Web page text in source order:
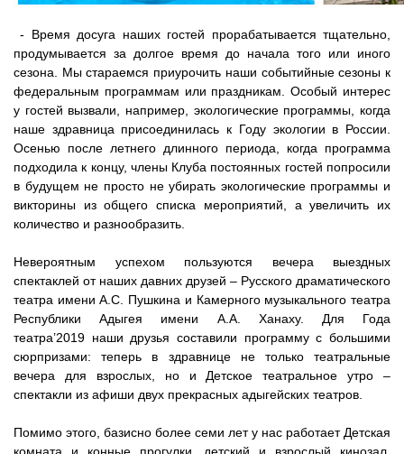
- Время досуга наших гостей прорабатывается тщательно,
продумывается за долгое время до начала того или иного
сезона. Мы стараемся приурочить наши событийные сезоны к
федеральным программам или праздникам. Особый интерес
у гостей вызвали, например, экологические программы, когда
наше здравница присоединилась к Году экологии в России.
Осенью после летнего длинного периода, когда программа
подходила к концу, члены Клуба постоянных гостей попросили
в будущем не просто не убирать экологические программы и
викторины из общего списка мероприятий, а увеличить их
количество и разнообразить.
Невероятным успехом пользуются вечера выездных
спектаклей от наших давних друзей – Русского драматического
театра имени А.С. Пушкина и Камерного музыкального театра
Республики Адыгея имени А.А. Ханаху. Для Года
театра’2019 наши друзья составили программу с большими
сюрпризами: теперь в здравнице не только театральные
вечера для взрослых, но и Детское театральное утро –
спектакли из афиши двух прекрасных адыгейских театров.
Помимо этого, базисно более семи лет у нас работает Детская